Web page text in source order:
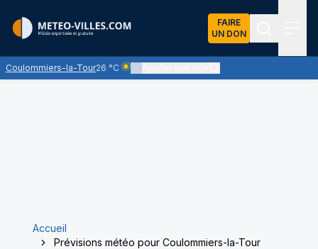
FAIRE
UN DON
Coulommiers-la-Tour26 °C
Ciel clair - quasiment pas de nuages et un
Accueil
Prévisions météo pour Coulommiers-la-Tour